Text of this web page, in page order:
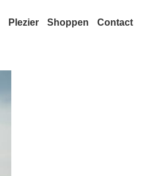
Plezier Shoppen Contact